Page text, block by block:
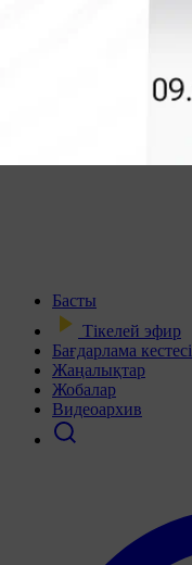
Басты
Тікелей эфир
Бағдарлама кестесі
Жаңалықтар
Жобалар
Видеоархив